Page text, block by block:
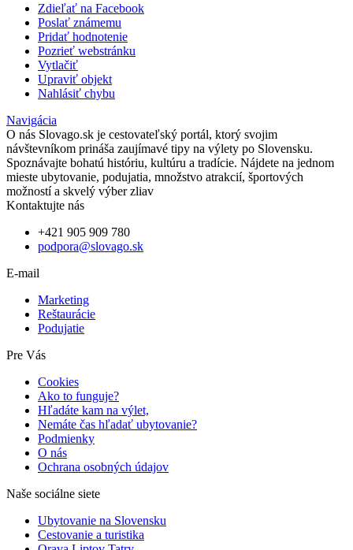
Zdieľať na Facebook
Poslať známemu
Pridať hodnotenie
Pozrieť webstránku
Vytlačiť
Upraviť objekt
Nahlásiť chybu
Navigácia
O nás Slovago.sk je cestovateľský portál, ktorý svojim
návštevníkom prináša zaujímavé tipy na výlety po Slovensku.
Spoznávajte bohatú históriu, kultúru a tradície. Nájdete na jednom
mieste ubytovanie, podujatia, množstvo atrakcií, športových
možností a skvelý výber zliav
Kontaktujte nás
+421 905 909 780
podpora@slovago.sk
E-mail
Marketing
Reštaurácie
Podujatie
Pre Vás
Cookies
Ako to funguje?
Hľadáte kam na výlet,
Nemáte čas hľadať ubytovanie?
Podmienky
O nás
Ochrana osobných údajov
Naše sociálne siete
Ubytovanie na Slovensku
Cestovanie a turistika